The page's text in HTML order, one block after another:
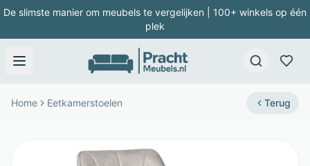
De slimste manier om meubels te vergelijken | 100+ winkels op één
plek
Home Eetkamerstoelen Terug